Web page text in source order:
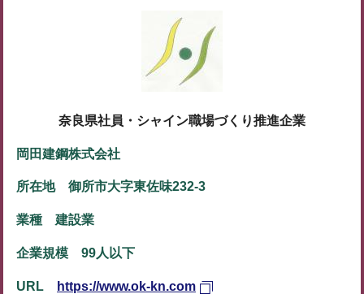
奈良県社員・シャイン職場づくり推進企業
岡田建鋼株式会社
所在地 御所市大字東佐味232-3
業種 建設業
企業規模 99人以下
URL https://www.ok-kn.com